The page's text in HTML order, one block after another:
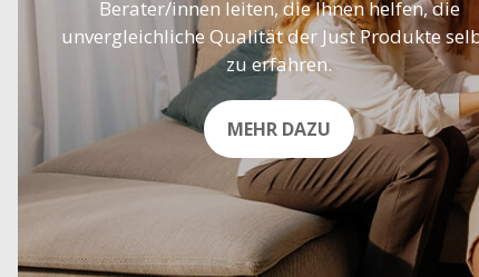
Berater/innen leiten, die Ihnen helfen, die
unvergleichliche Qualität der Just Produkte
zu erfahren.
MEHR DAZU